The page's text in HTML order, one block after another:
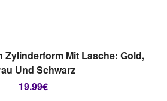
WÄHLEN
Zylinderform Mit Lasche: Gold,
Und Schwarz
19.99€